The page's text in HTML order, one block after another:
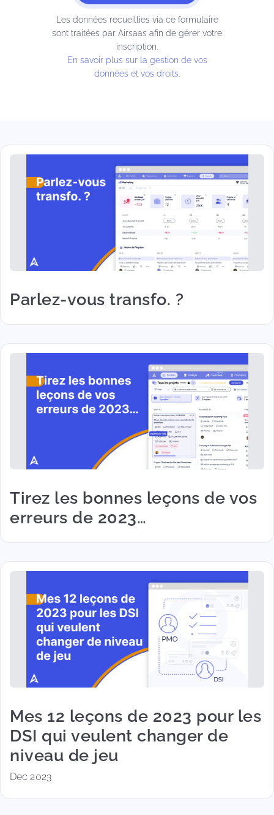
Les données recueillies via ce formulaire
sont traitées par Airsaas afin de gérer votre
inscription.
En savoir plus sur la gestion de vos
données et vos droits.
Parlez-vous transfo. ?
Tirez les bonnes leçons de vos
erreurs de 2023…
Mes 12 leçons de 2023 pour les
DSI qui veulent changer de
niveau de jeu
Dec 2023